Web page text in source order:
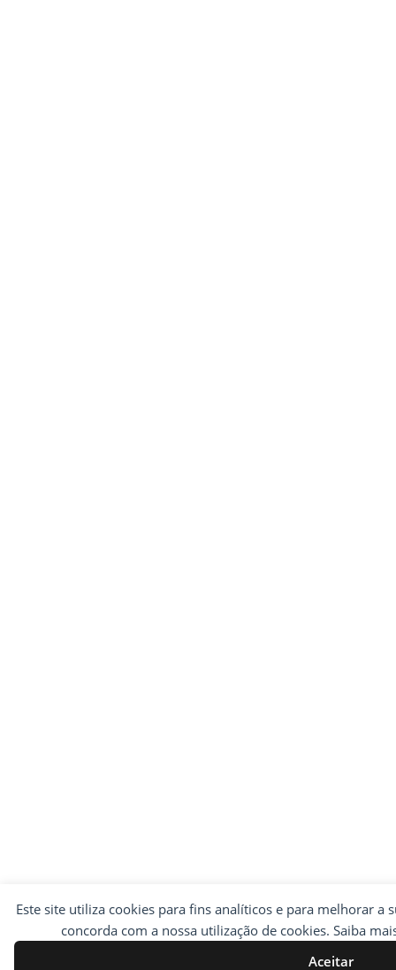
Este site utiliza cookies para fins analíticos e para melhorar a
concorda com a nossa utilização de cookies. Saiba
Aceitar